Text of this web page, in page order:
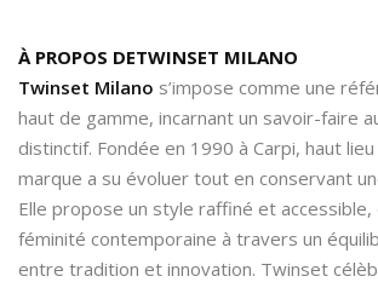
À PROPOS DETWINSET MILANO
Twinset Milano s’impose comme une
haut de gamme, incarnant un savoir-faire
distinctif. Fondée en 1990 à Carpi, haut
marque a su évoluer tout en conservant
Elle propose un style raffiné et accessible,
féminité contemporaine à travers un
entre tradition et innovation. Twinset